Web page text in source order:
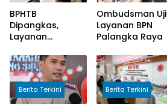
BPHTB
Dipangkas,
Layanan
Palangka Raya
Kian Ngebut
Ombudsman Uji
Layanan BPN
Palangka Raya
Berita Terkini Berita Terkini